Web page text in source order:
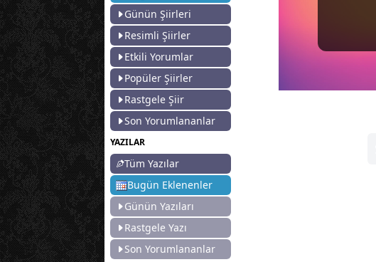
Günün Şiirleri
Resimli Şiirler
Etkili Yorumlar
Popüler Şiirler
Rastgele Şiir
Son Yorumlananlar
YAZILAR
Tüm Yazılar
Bugün Eklenenler
Günün Yazıları
Rastgele Yazı
Son Yorumlananlar